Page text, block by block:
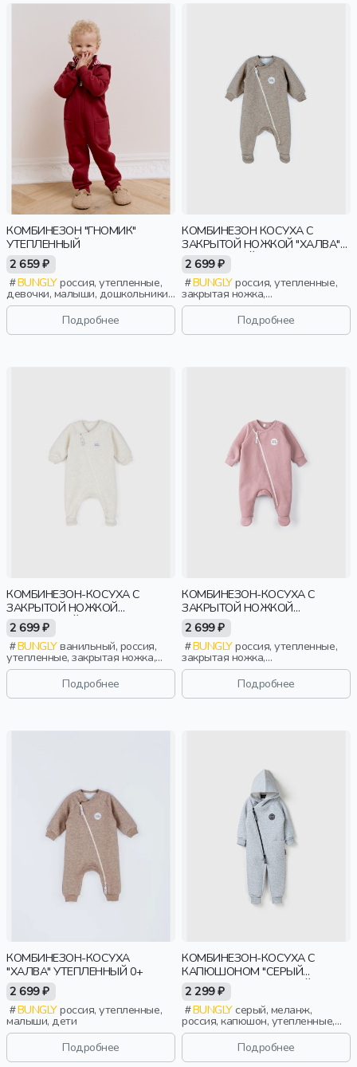
КОМБИНЕЗОН "ГНОМИК"
УТЕПЛЕННЫЙ
2 659 ₽
BUNGLYроссия, утепленные,
девочки, малыши, дошкольники,
дети
Подробнее
КОМБИНЕЗОН КОСУХА С
ЗАКРЫТОЙ НОЖКОЙ "ХАЛВА"
УТЕПЛЕННЫЙ 0+
2 699 ₽
BUNGLYроссия, утепленные,
закрытая ножка,
новорожденные, дети
Подробнее
КОМБИНЕЗОН-КОСУХА С
ЗАКРЫТОЙ НОЖКОЙ
"ВАНИЛЬНЫЙ ПУДИНГ"
УТЕПЛЕННЫЙ 0+
2 699 ₽
BUNGLYванильный, россия,
утепленные, закрытая ножка,
новорожденные, дети
Подробнее
КОМБИНЕЗОН-КОСУХА С
ЗАКРЫТОЙ НОЖКОЙ
"ДЫМЧАТАЯ РОЗА"
УТЕПЛЕННЫЙ 0+
2 699 ₽
BUNGLYроссия, утепленные,
закрытая ножка,
новорожденные, дети
Подробнее
КОМБИНЕЗОН-КОСУХА
"ХАЛВА" УТЕПЛЕННЫЙ 0+
2 699 ₽
BUNGLYроссия, утепленные,
малыши, дети
Подробнее
КОМБИНЕЗОН-КОСУХА С
КАПЮШОНОМ "СЕРЫЙ
МЕЛАНЖ" УТЕПЛЕННЫЙ
2 299 ₽
BUNGLYсерый, меланж,
россия, капюшон, утепленные,
мальчики, малыши, дошкольники,
Подробнее